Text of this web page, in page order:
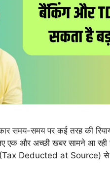
समय-समय पर कई तरह की
एक और अच्छी खबर सामने आ रही
(Tax Deducted at Source)